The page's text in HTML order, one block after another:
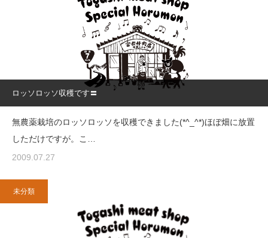
ロッソロッソ収穫です〓
無農薬栽培のロッソロッソを収穫できました(*^_^*)ほぼ畑に放置
しただけですが。こ…
2009.07.27
未分類